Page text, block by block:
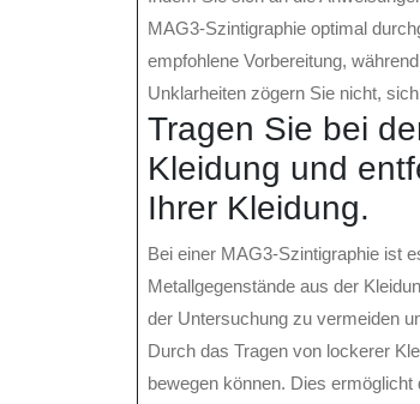
MAG3-Szintigraphie optimal
empfohlene Vorbereitung,
Unklarheiten zögern Sie nicht,
Tragen Sie bei
Kleidung und
Ihrer Kleidung.
Bei einer MAG3-Szintigraphie ist
Metallgegenstände aus der
der Untersuchung zu vermeiden
Durch das Tragen von lockerer
bewegen können. Dies